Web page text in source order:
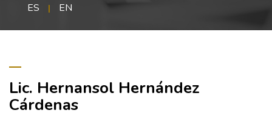
ES | EN
Lic. Hernansol Hernández
Cárdenas